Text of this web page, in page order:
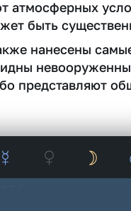
атмосферных
быть
нанесены
представляют